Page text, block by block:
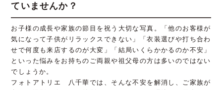
ていませんか？
お子様の成長や家族の節目を祝う大切な写真。「他のお客様が
気になって子供がリラックスできない」「衣装選びや打ち合わ
せで何度も来店するのが大変」「結局いくらかかるのか不安」
といった悩みをお持ちのご両親や祖父母の方は多いのではない
でしょうか。
フォトアトリエ 八千華では、そんな不安を解消し、ご家族が